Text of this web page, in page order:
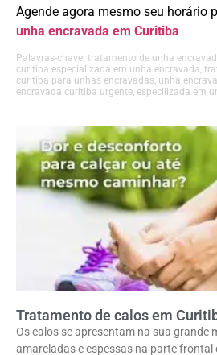
Agende agora mesmo seu horário
unha encravada em Curitiba
Palavras-chave: tratamento de unha
curitiba especializada em unha encravada,
curitiba para unhas encravadas, unha
encravada curitiba urgente, especilizada em
Tratamento de calos em
Os calos se apresentam na sua grande
amareladas e espessas na parte frontal